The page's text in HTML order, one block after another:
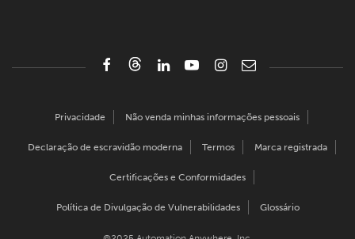
Privacidade Não venda minhas informações pessoais
Declaração de escravidão moderna Termos Marca registrada
Certificações e Conformidades
Política de Divulgação de Vulnerabilidades Glossário